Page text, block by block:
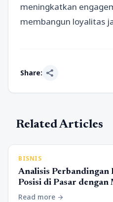
meningkatkan
membangun loyalitas
Share: share
Related Articles
BISNIS
Analisis
Posisi di Pasar
Read more arrow_forward